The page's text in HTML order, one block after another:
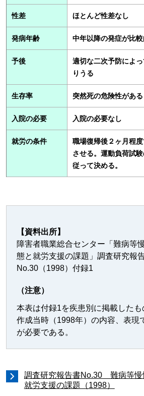
性差 ほとんど性差なし
発病年齢 中年以降の発症が比
予後
適切な二次予防によ
りうる
生存率 突然死の危険性がある
入院の必要 入院の必要なし
就労の条件
職場復帰後２ヶ月程
させる。運動負荷試
従って決める。
【資料出所】
障害者職業総合センター「難病等
態と就労支援の課題」調査研究報
No.30（1998）付録1
（注意）
本表は付録1を疾患別に掲載した
作成当時（1998年）の内容、表現
が必要である。
調査研究報告書No.30 難病等慢
就労支援の課題（1998）